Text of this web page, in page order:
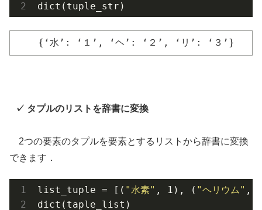
dict(tuple_str)
{‘水’: ‘１’, ‘ヘ’: ‘２’, ‘リ’: ‘３’}
タプルのリストを辞書に変換
2つの要素のタプルを要素とするリストから辞書に変換
できます．
list_tuple = [( "水素" , 1), ( "ヘリウム" ,
dict(taple_list)